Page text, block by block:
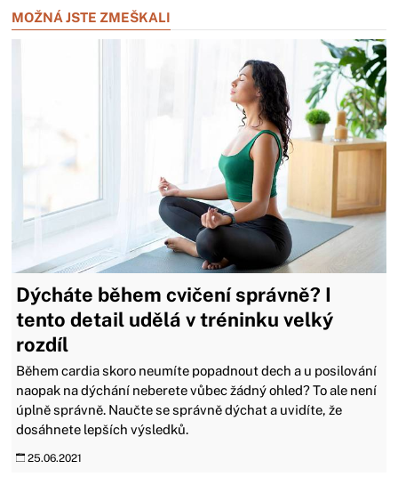
MOŽNÁ JSTE ZMEŠKALI
Dýcháte během cvičení správně? I
tento detail udělá v tréninku velký
rozdíl
Během cardia skoro neumíte popadnout dech a u posilování
naopak na dýchání neberete vůbec žádný ohled? To ale není
úplně správně. Naučte se správně dýchat a uvidíte, že
dosáhnete lepších výsledků.
25.06.2021